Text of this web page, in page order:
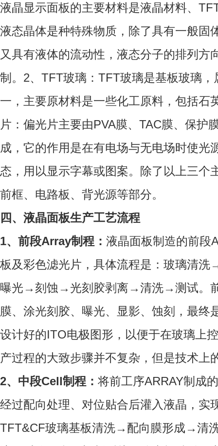
液晶显示面板的主要材料是液晶材料、
液态晶体是种特殊物质，除了具有一般固
又具有液体的流动性，液态分子的排列方
制。2、TFT玻璃：TFT玻璃是基板玻璃
一，主要原材料是一些化工原料，包括石
片：偏光片主要由PVA膜、TAC膜、保护
成，它的作用是在有电场与无电场时使光
态，用以显示字幕或图案。除了以上三个
前框、电路板、背光源等部分。
四、液晶面板生产工艺流程
1、前段Array制程： 液晶面板制造的前段
板及彩色滤光片，具体流程是：玻璃清
曝光→刻蚀→光刻胶剥离→清洗→测试。
膜、涂光刻胶、曝光、显影、蚀刻，最终
设计好的ITO电极图形，以便于在玻璃上
产过程的大致步骤并不复杂，但是技术上
2、中段Cell制程： 将前工序ARRAY制成
经过配向处理、对位贴合后灌入液晶，实
TFT&CF玻璃基板清洗→配向膜形成→